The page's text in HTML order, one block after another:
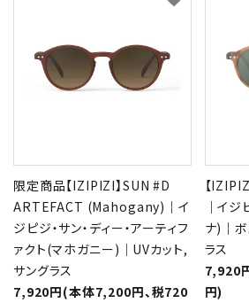
限定商品【IZIPIZI】SUN #D
ARTEFACT (Mahogany)｜イ
ジピジ・サン・ディー・アーティフ
ァクト(マホガニー)｜UVカット,
サングラス
7,920円(本体7,200円、税720
【
｜イジ
ナ)｜
ラス
7,920
円)